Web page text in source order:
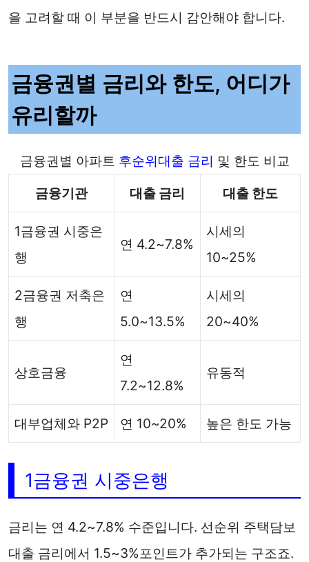
을 고려할 때 이 부분을 반드시 감안해야 합니다.
금융권별 금리와 한도, 어디가
유리할까
금융권별 아파트 후순위대출 금리 및 한도 비교
금융기관
대출 금리 대출 한도
1금융권 시중은
행
연 4.2~7.8%
시세의
10~25%
2금융권 저축은
행
연
5.0~13.5%
시세의
20~40%
상호금융
연
7.2~12.8%
유동적
대부업체와 P2P 연 10~20% 높은 한도 가능
1금융권 시중은행
금리는 연 4.2~7.8% 수준입니다. 선순위 주택담보
대출 금리에서 1.5~3%포인트가 추가되는 구조죠.